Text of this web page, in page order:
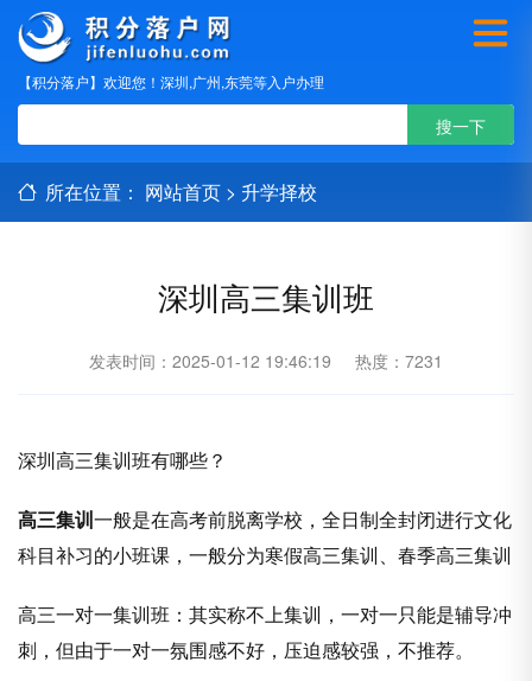
【积分落户】欢迎您！深圳,广州,东莞等入户办理
所在位置： 网站首页 > 升学择校
深圳高三集训班
发表时间：2025-01-12 19:46:19 热度：7231
深圳高三集训班有哪些？
高三集训一般是在高考前脱离学校，全日制全封闭进行文化
科目补习的小班课，一般分为寒假高三集训、春季高三集训
高三一对一集训班：其实称不上集训，一对一只能是辅导冲
刺，但由于一对一氛围感不好，压迫感较强，不推荐。